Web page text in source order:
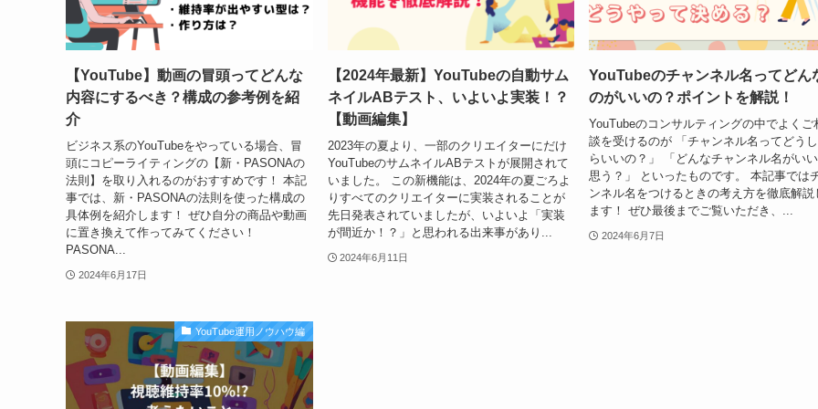
【YouTube】動画の冒頭ってどんな
内容にするべき？構成の参考例を紹
介
ビジネス系のYouTubeをやっている場合、冒
頭にコピーライティングの【新・PASONAの
法則】を取り入れるのがおすすめです！ 本記
事では、新・PASONAの法則を使った構成の
具体例を紹介します！ ぜひ自分の商品や動画
に置き換えて作ってみてください！
PASONA...
2024年6月17日
【2024年最新】YouTubeの自動サム
ネイルABテスト、いよいよ実装！？
【動画編集】
2023年の夏より、一部のクリエイターにだけ
YouTubeのサムネイルABテストが展開されて
いました。 この新機能は、2024年の夏ごろよ
りすべてのクリエイターに実装されることが
先日発表されていましたが、いよいよ「実装
が間近か！？」と思われる出来事があり...
2024年6月11日
YouTubeのチャンネル名ってどん
のがいいの？ポイントを解説！
YouTubeのコンサルティングの中でよくご
談を受けるのが 「チャンネル名ってどう
らいいの？」 「どんなチャンネル名がいい
思う？」 といったものです。 本記事では
ンネル名をつけるときの考え方を徹底解説
ます！ ぜひ最後までご覧いただき、...
2024年6月7日
YouTube運用ノウハウ編